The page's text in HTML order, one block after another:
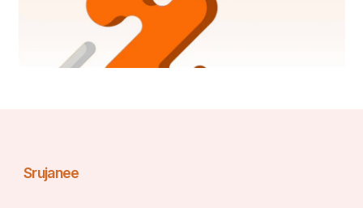
ଅନୁଷ୍ଠାନ, ନୃତ୍ୟ, ଗୀତ, ସଂଗୀତ ଓ ନାଟକକୁ ପ୍ରୋତ୍ସାହନ
କାର୍ଯ୍ୟରତ ରହିବି।
Srujanee